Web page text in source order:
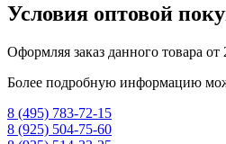
Условия оптовой
Оформляя заказ данного товара
Более подробную информацию
8 (495) 783-72-15
8 (925) 504-75-60